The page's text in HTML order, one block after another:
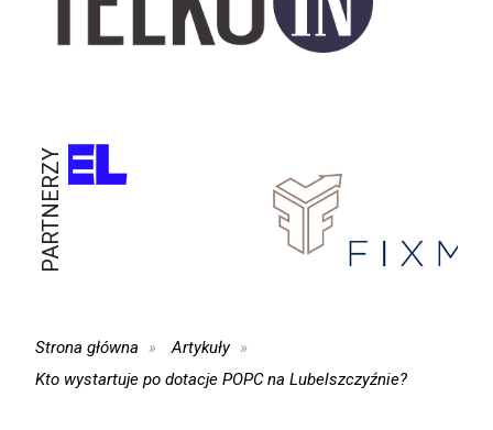
PARTNERZY
Strona główna
Artykuły
Kto wystartuje po dotacje POPC na Lubelszczyźnie?